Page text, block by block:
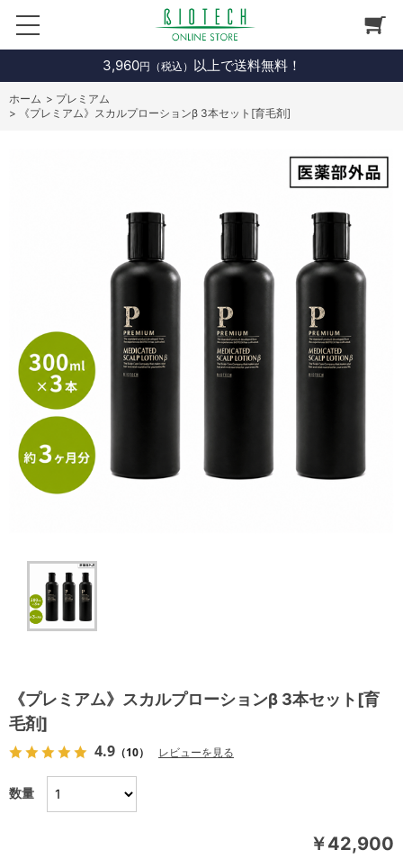
3,960円（税込） 以上で送料無料！
ホーム > プレミアム
>
《プレミアム》スカルプローションβ 3本セット[育毛剤]
《プレミアム》スカルプローションβ 3本セット[育
毛剤]
4.9 （10） レビューを見る
￥42,900
数量